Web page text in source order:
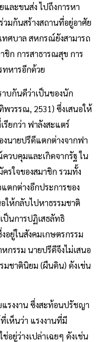
ละขนส่ง ไปถึงการหา
วมกันสร้างสถานที่อยู่อาศัย
ทศบาล สหกรณ์ยังสามารถ
ก การสาธารณสุข การ
ทหารอีกด้วย
บกันดีว่าเป็นของนัก
พวรรณ, 2531) ซึ่งเสนอให้
ยกว่า ฟาลังสะแตร์
นายปรีดีแตกต่างจากฟา
วบคุมและเกิดจากรัฐ ใน
รใจของสมาชิก รวมทั้ง
ตกต่างอีกประการของ
ให้กลับไปหาธรรมชาติ
นการปฏิเสธลัทธิ
อยู่ในสังคมเกษตรกรรม
กรรม นายปรีดีจึงไม่เสนอ
ชาตินิยม (ผืนดิน) ดังเช่น
รงงาน ซึ่งสะท้อนปรัชญา
เห็นว่า แรงงานที่มี
อยู่ว่างเปล่าเฉยๆ ดังเช่น